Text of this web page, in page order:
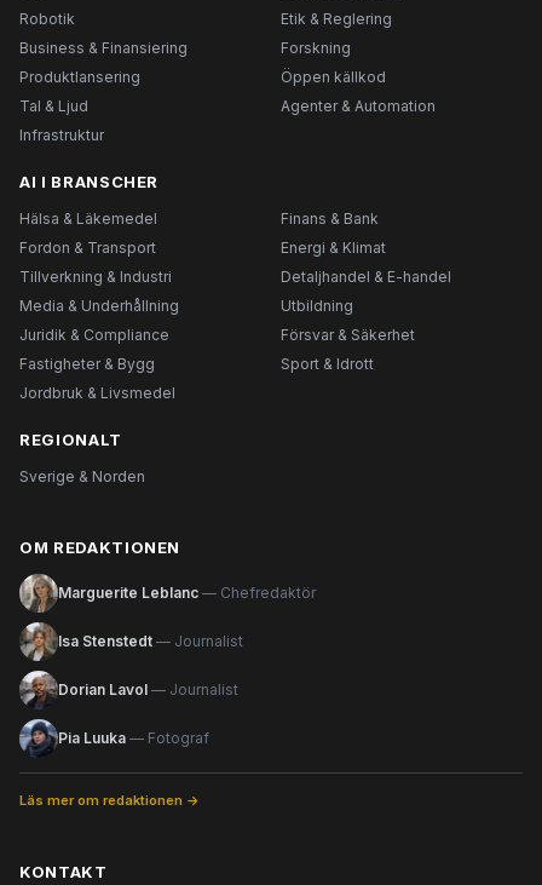
Robotik
Etik & Reglering
Business & Finansiering
Forskning
Produktlansering
Öppen källkod
Tal & Ljud
Agenter & Automation
Infrastruktur
AI I BRANSCHER
Hälsa & Läkemedel
Finans & Bank
Fordon & Transport
Energi & Klimat
Tillverkning & Industri
Detaljhandel & E-handel
Media & Underhållning
Utbildning
Juridik & Compliance
Försvar & Säkerhet
Fastigheter & Bygg
Sport & Idrott
Jordbruk & Livsmedel
REGIONALT
Sverige & Norden
OM REDAKTIONEN
Marguerite Leblanc — Chefredaktör
Isa Stenstedt — Journalist
Dorian Lavol — Journalist
Pia Luuka — Fotograf
Läs mer om redaktionen →
KONTAKT